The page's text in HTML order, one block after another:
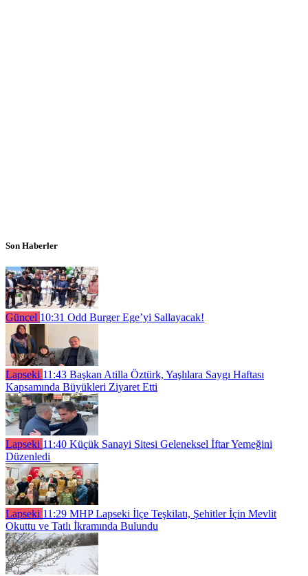
Son Haberler
Güncel 10:31 Odd Burger Ege’yi Sallayacak!
Lapseki 11:43 Başkan Atilla Öztürk, Yaşlılara Saygı Haftası
Kapsamında Büyükleri Ziyaret Etti
Lapseki 11:40 Küçük Sanayi Sitesi Geleneksel İftar Yemeğini
Düzenledi
Lapseki 11:29 MHP Lapseki İlçe Teşkilatı, Şehitler İçin Mevlit
Okuttu ve Tatlı İkramında Bulundu